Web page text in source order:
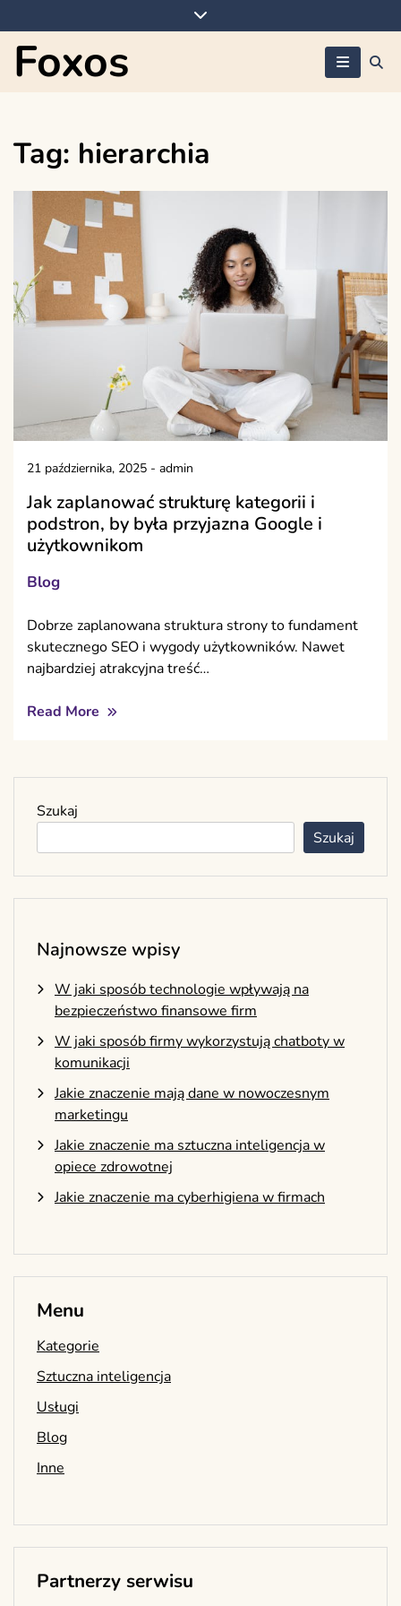
to
content
Foxos
Tag: hierarchia
21 października, 2025 - admin
Jak zaplanować strukturę kategorii i
podstron, by była przyjazna Google i
użytkownikom
Blog
Dobrze zaplanowana struktura strony to fundament
skutecznego SEO i wygody użytkowników. Nawet
najbardziej atrakcyjna treść…
Read More
Szukaj
Szukaj
Najnowsze wpisy
W jaki sposób technologie wpływają na
bezpieczeństwo finansowe firm
W jaki sposób firmy wykorzystują chatboty w
komunikacji
Jakie znaczenie mają dane w nowoczesnym
marketingu
Jakie znaczenie ma sztuczna inteligencja w
opiece zdrowotnej
Jakie znaczenie ma cyberhigiena w firmach
Menu
Kategorie
Sztuczna inteligencja
Usługi
Blog
Inne
Partnerzy serwisu